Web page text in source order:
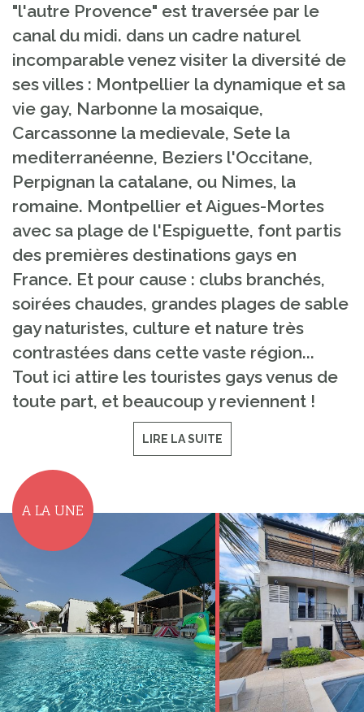
"l'autre Provence" est traversée par le
canal du midi. dans un cadre naturel
incomparable venez visiter la diversité de
ses villes : Montpellier la dynamique et sa
vie gay, Narbonne la mosaique,
Carcassonne la medievale, Sete la
mediterranéenne, Beziers l'Occitane,
Perpignan la catalane, ou Nimes, la
romaine. Montpellier et Aigues-Mortes
avec sa plage de l'Espiguette, font partis
des premières destinations gays en
France. Et pour cause : clubs branchés,
soirées chaudes, grandes plages de sable
gay naturistes, culture et nature très
contrastées dans cette vaste région...
Tout ici attire les touristes gays venus de
toute part, et beaucoup y reviennent !
LIRE LA SUITE
A LA UNE